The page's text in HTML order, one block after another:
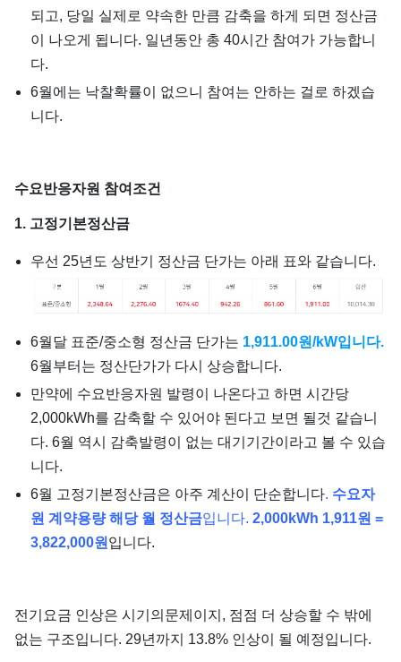
되고, 당일 실제로 약속한 만큼 감축을 하게 되면 정산금
이 나오게 됩니다. 일년동안 총 40시간 참여가 가능합니
다.
6월에는 낙찰확률이 없으니 참여는 안하는 걸로 하겠습
니다.
수요반응자원 참여조건
1. 고정기본정산금
우선 25년도 상반기 정산금 단가는 아래 표와 같습니다.
6월달 표준/중소형 정산금 단가는 1,911.00원/kW입니다.
6월부터는 정산단가가 다시 상승합니다.
만약에 수요반응자원 발령이 나온다고 하면 시간당
2,000kWh를 감축할 수 있어야 된다고 보면 될것 같습니
다. 6월 역시 감축발령이 없는 대기기간이라고 볼 수 있습
니다.
6월 고정기본정산금은 아주 계산이 단순합니다. 수요자
원 계약용량 해당 월 정산금입니다. 2,000kWh 1,911원 =
3,822,000원 입니다.
전기요금 인상은 시기의문제이지, 점점 더 상승할 수 밖에
없는 구조입니다. 29년까지 13.8% 인상이 될 예정입니다.